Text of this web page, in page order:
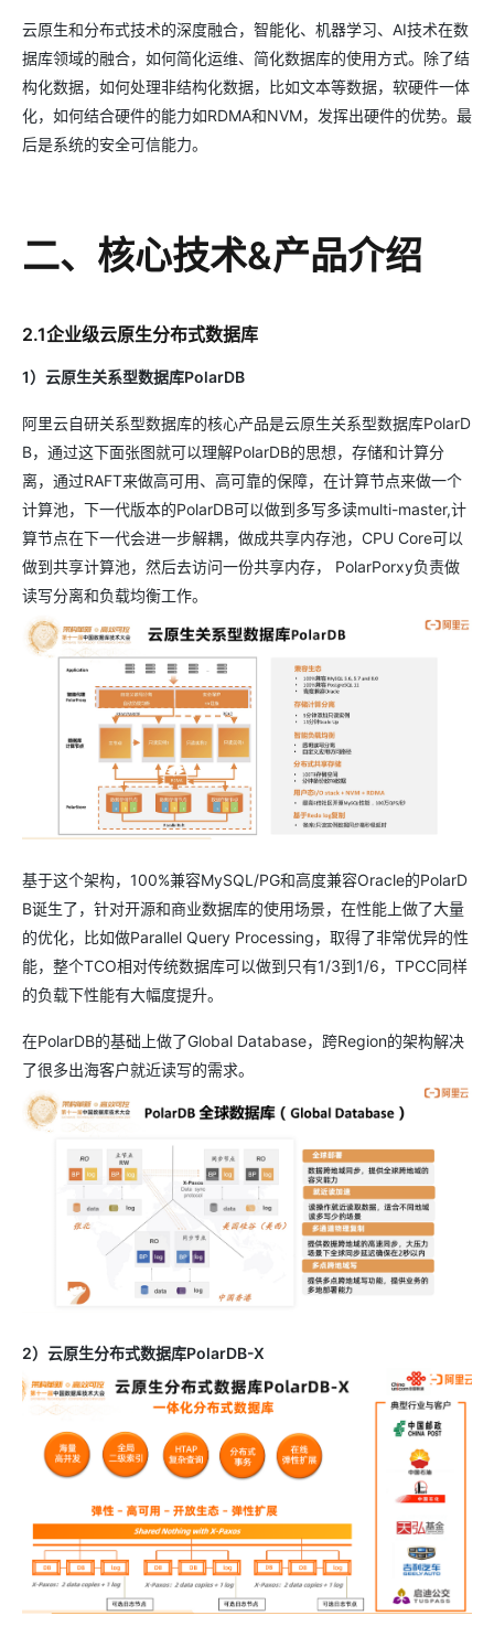
云原生和分布式技术的深度融合，智能化、机器学习、AI技术在数
据库领域的融合，如何简化运维、简化数据库的使用方式。除了结
构化数据，如何处理非结构化数据，比如文本等数据，软硬件一体
化，如何结合硬件的能力如RDMA和NVM，发挥出硬件的优势。最
后是系统的安全可信能力。
二、核心技术&产品介绍
2.1企业级云原生分布式数据库
1）云原生关系型数据库PolarDB
阿里云自研关系型数据库的核心产品是云原生关系型数据库PolarD
B，通过这下面张图就可以理解PolarDB的思想，存储和计算分
离，通过RAFT来做高可用、高可靠的保障，在计算节点来做一个
计算池，下一代版本的PolarDB可以做到多写多读multi-master,计
算节点在下一代会进一步解耦，做成共享内存池，CPU Core可以
做到共享计算池，然后去访问一份共享内存， PolarPorxy负责做
读写分离和负载均衡工作。
基于这个架构，100%兼容MySQL/PG和高度兼容Oracle的PolarD
B诞生了，针对开源和商业数据库的使用场景，在性能上做了大量
的优化，比如做Parallel Query Processing，取得了非常优异的性
能，整个TCO相对传统数据库可以做到只有1/3到1/6，TPCC同样
的负载下性能有大幅度提升。
在PolarDB的基础上做了Global Database，跨Region的架构解决
了很多出海客户就近读写的需求。
2）云原生分布式数据库PolarDB-X